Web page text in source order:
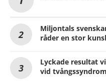
Miljontals
råder en stor
Lyckade resultat
vid